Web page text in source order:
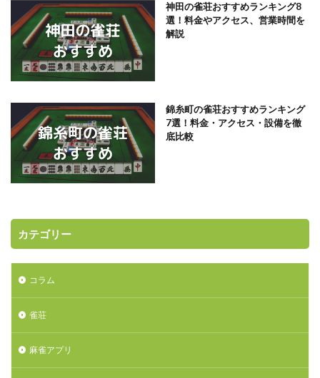
神田の雀荘おすすめランキング8
選！料金やアクセス、営業時間を
解説
錦糸町の雀荘おすすめランキング
7選！料金・アクセス・設備を徹
底比較
カテゴリー
コラム
雀荘
麻雀アプリ